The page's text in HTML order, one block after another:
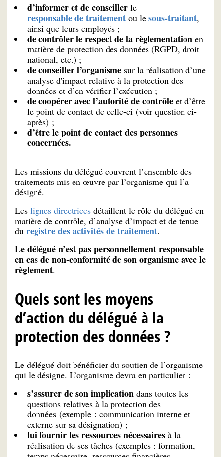
d’informer et de conseiller le
responsable de traitement ou le sous-traitant,
ainsi que leurs employés ;
de contrôler le respect de la règlementation en
matière de protection des données (RGPD, droit
national, etc.) ;
de conseiller l’organisme sur la réalisation d’une
analyse d'impact relative à la protection des
données et d’en vérifier l’exécution ;
de coopérer avec l’autorité de contrôle et d’être
le point de contact de celle-ci (voir question ci-
après) ;
d’être le point de contact des personnes
concernées.
Les missions du délégué couvrent l’ensemble des
traitements mis en œuvre par l’organisme qui l’a
désigné.
Les lignes directrices détaillent le rôle du délégué en
matière de contrôle, d’analyse d’impact et de tenue
du registre des activités de traitement.
Le délégué n’est pas personnellement responsable
en cas de non-conformité de son organisme avec le
règlement.
Quels sont les moyens
d’action du délégué à la
protection des données ?
Le délégué doit bénéficier du soutien de l’organisme
qui le désigne. L’organisme devra en particulier :
s’assurer de son implication dans toutes les
questions relatives à la protection des
données (exemple : communication interne et
externe sur sa désignation) ;
lui fournir les ressources nécessaires à la
réalisation de ses tâches (exemples : formation,